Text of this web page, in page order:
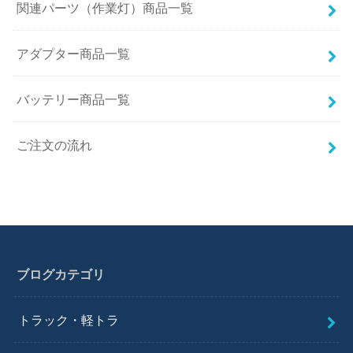
関連パーツ（作業灯）商品一覧
アダプター商品一覧
バッテリー商品一覧
ご注文の流れ
ブログカテゴリ
トラック・軽トラ